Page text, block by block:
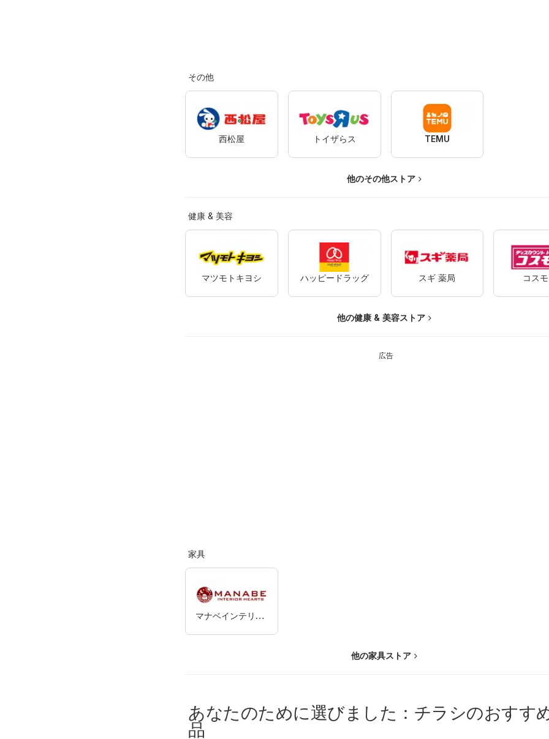
その他
西松屋 トイザらス TEMU
他のその他ストア
健康 & 美容
マツモトキヨシ ハッピードラッグ スギ 薬局 コス
他の健康 & 美容ストア
広告
家具
マナベインテリアハーツ
他の家具ストア
あなたのために選びました：チラシのおすす
品